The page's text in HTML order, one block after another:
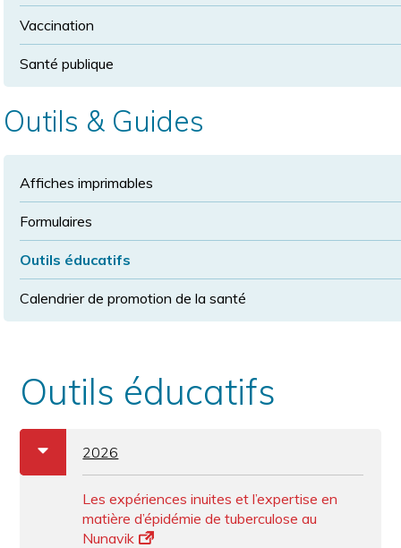
Vaccination
Santé publique
Outils & Guides
Affiches imprimables
Formulaires
Outils éducatifs
Calendrier de promotion de la santé
Outils éducatifs
a
b 2026
Les expériences inuites et l’expertise en
matière d’épidémie de tuberculose au
Nunavik